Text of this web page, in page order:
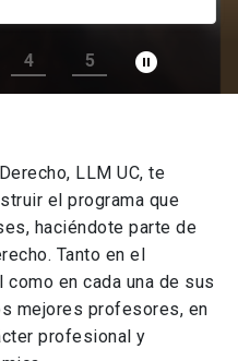
4 5 pause_circle_filled
LLM UC, te
el programa que
haciéndote parte de
Tanto en el
en cada una de sus
mejores profesores, en
profesional y